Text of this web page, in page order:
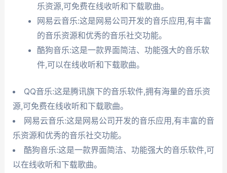
乐资源,可免费在线收听和下载歌曲。
网易云音乐:这是网易公司开发的音乐应用,有丰富
的音乐资源和优秀的音乐社交功能。
酷狗音乐:这是一款界面简洁、功能强大的音乐软
件,可以在线收听和下载歌曲。
QQ音乐:这是腾讯旗下的音乐软件,拥有海量的音乐资
源,可免费在线收听和下载歌曲。
网易云音乐:这是网易公司开发的音乐应用,有丰富的音
乐资源和优秀的音乐社交功能。
酷狗音乐:这是一款界面简洁、功能强大的音乐软件,可
以在线收听和下载歌曲。